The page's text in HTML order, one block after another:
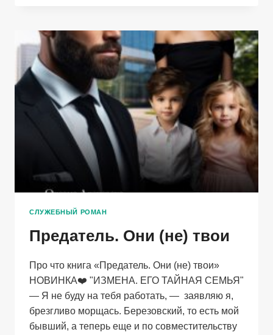
ОТ
НАС
ОТКАЗАЛСЯ
СЛУЖЕБНЫЙ РОМАН
Предатель. Они (не) твои
Про что книга «Предатель. Они (не) твои»
НОВИНКА‍❤️‍ "ИЗМЕНА. ЕГО ТАЙНАЯ СЕМЬЯ"
— Я не буду на тебя работать, — заявляю я,
брезгливо морщась. Березовский, то есть мой
бывший, а теперь еще и по совместительству